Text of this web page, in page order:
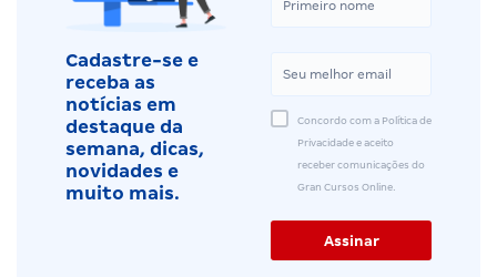
Cadastre-se e
receba as
notícias em
destaque da
semana, dicas,
novidades e
muito mais.
Concordo com a Política de
Privacidade e aceito
receber comunicações do
Gran Cursos Online.